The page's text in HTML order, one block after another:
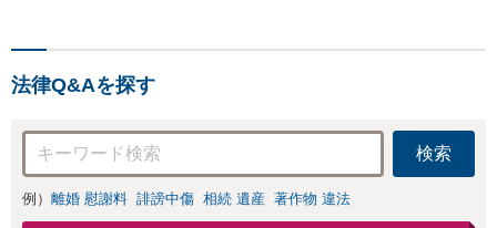
せた解決策をご提
再生など幅広い分
野に対応。人生の
再出発をサポート
【初回面談無料】
法律Q&Aを探す
検索
例） 離婚 慰謝料 誹謗中傷 相続 遺産 著作物 違法